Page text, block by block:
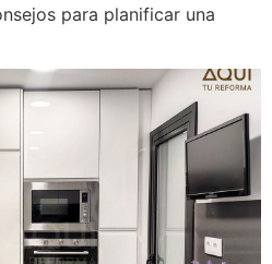
para planificar una